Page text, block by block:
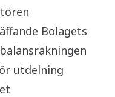
Bolagets
balansräkningen
utdelning